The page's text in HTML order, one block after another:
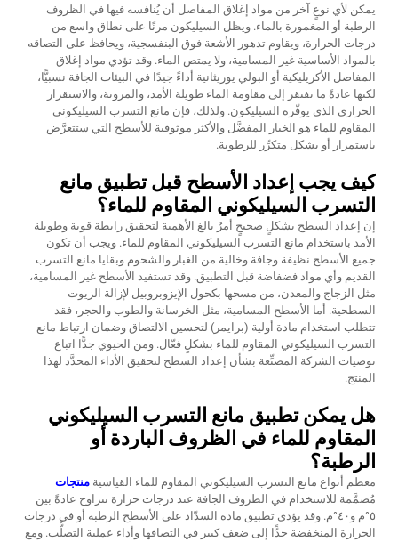
يمكن لأي نوعٍ آخر من مواد إغلاق المفاصل أن يُنافسه فيها في الظروف
الرطبة أو المغمورة بالماء. ويظل السيليكون مرنًا على نطاق واسع من
درجات الحرارة، ويقاوم تدهور الأشعة فوق البنفسجية، ويحافظ على التصاقه
بالمواد الأساسية غير المسامية، ولا يمتص الماء. وقد تؤدي مواد إغلاق
المفاصل الأكريليكية أو البولي يوريثانية أداءً جيدًا في البيئات الجافة نسبيًّا،
لكنها عادةً ما تفتقر إلى مقاومة الماء طويلة الأمد، والمرونة، والاستقرار
الحراري الذي يوفّره السيليكون. ولذلك، فإن مانع التسرب السيليكوني
المقاوم للماء هو الخيار المفضَّل والأكثر موثوقية للأسطح التي ستتعرَّض
باستمرار أو بشكل متكرِّر للرطوبة.
كيف يجب إعداد الأسطح قبل تطبيق مانع
التسرب السيليكوني المقاوم للماء؟
إن إعداد السطح بشكلٍ صحيحٍ أمرٌ بالغ الأهمية لتحقيق رابطة قوية وطويلة
الأمد باستخدام مانع التسرب السيليكوني المقاوم للماء. ويجب أن تكون
جميع الأسطح نظيفة وجافة وخالية من الغبار والشحوم وبقايا مانع التسرب
القديم وأي مواد فضفاضة قبل التطبيق. وقد تستفيد الأسطح غير المسامية،
مثل الزجاج والمعدن، من مسحها بكحول الإيزوبروبيل لإزالة الزيوت
السطحية. أما الأسطح المسامية، مثل الخرسانة والطوب والحجر، فقد
تتطلب استخدام مادة أولية (برايمر) لتحسين الالتصاق وضمان ارتباط مانع
التسرب السيليكوني المقاوم للماء بشكلٍ فعّال. ومن الحيوي جدًّا اتباع
توصيات الشركة المصنِّعة بشأن إعداد السطح لتحقيق الأداء المحدَّد لهذا
المنتج.
هل يمكن تطبيق مانع التسرب السيليكوني
المقاوم للماء في الظروف الباردة أو
الرطبة؟
معظم أنواع مانع التسرب السيليكوني المقاوم للماء القياسية منتجات
مُصمَّمة للاستخدام في الظروف الجافة عند درجات حرارة تتراوح عادةً بين
٥°م و٤٠°م. وقد يؤدي تطبيق مادة السدّاد على الأسطح الرطبة أو في درجات
الحرارة المنخفضة جدًّا إلى ضعف كبير في التصاقها وأداء عملية التصلُّب. ومع